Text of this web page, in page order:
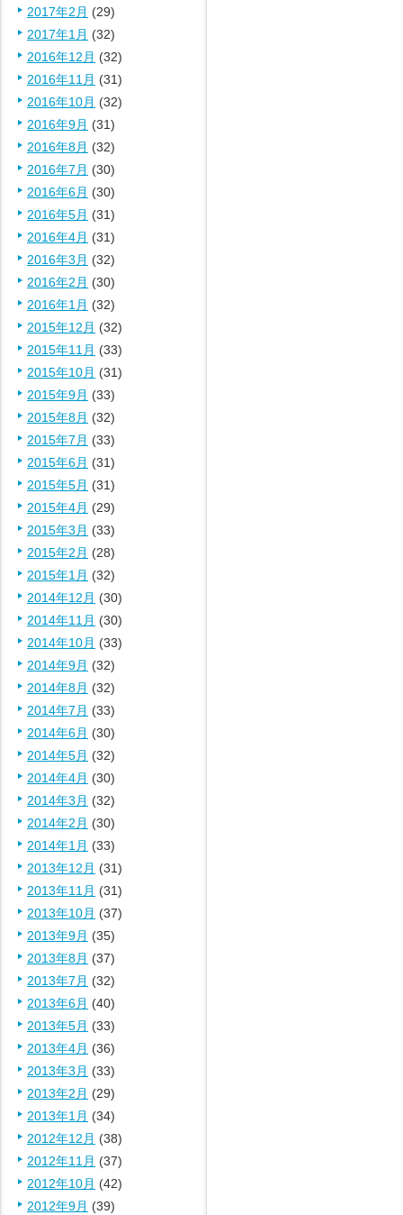
2017年2月 (29)
2017年1月 (32)
2016年12月 (32)
2016年11月 (31)
2016年10月 (32)
2016年9月 (31)
2016年8月 (32)
2016年7月 (30)
2016年6月 (30)
2016年5月 (31)
2016年4月 (31)
2016年3月 (32)
2016年2月 (30)
2016年1月 (32)
2015年12月 (32)
2015年11月 (33)
2015年10月 (31)
2015年9月 (33)
2015年8月 (32)
2015年7月 (33)
2015年6月 (31)
2015年5月 (31)
2015年4月 (29)
2015年3月 (33)
2015年2月 (28)
2015年1月 (32)
2014年12月 (30)
2014年11月 (30)
2014年10月 (33)
2014年9月 (32)
2014年8月 (32)
2014年7月 (33)
2014年6月 (30)
2014年5月 (32)
2014年4月 (30)
2014年3月 (32)
2014年2月 (30)
2014年1月 (33)
2013年12月 (31)
2013年11月 (31)
2013年10月 (37)
2013年9月 (35)
2013年8月 (37)
2013年7月 (32)
2013年6月 (40)
2013年5月 (33)
2013年4月 (36)
2013年3月 (33)
2013年2月 (29)
2013年1月 (34)
2012年12月 (38)
2012年11月 (37)
2012年10月 (42)
2012年9月 (39)